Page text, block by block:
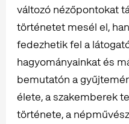
változó nézőpontokat
történetet mesél el,
fedezhetik fel a
hagyományainkat és
bemutatón a
élete, a szakemberek
története, a